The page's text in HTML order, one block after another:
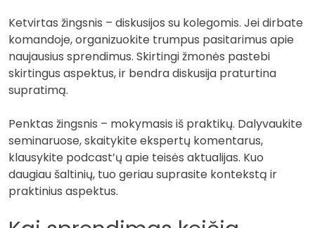
Ketvirtas žingsnis – diskusijos su kolegomis. Jei dirbate
komandoje, organizuokite trumpus pasitarimus apie
naujausius sprendimus. Skirtingi žmonės pastebi
skirtingus aspektus, ir bendra diskusija praturtina
supratimą.
Penktas žingsnis – mokymasis iš praktikų. Dalyvaukite
seminaruose, skaitykite ekspertų komentarus,
klausykite podcast’ų apie teisės aktualijas. Kuo
daugiau šaltinių, tuo geriau suprasite kontekstą ir
praktinius aspektus.